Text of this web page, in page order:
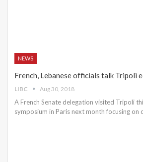
NEWS
French, Lebanese officials talk Tripoli
LIBC Aug 30, 2018
A French Senate delegation visited Tripoli
symposium in Paris next month focusing on